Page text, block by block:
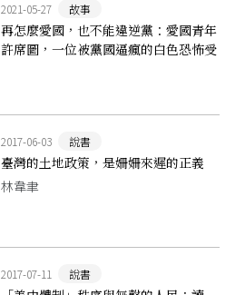
2021-05-27 故事
再怎麼愛國，也不能違逆黨：愛國青年
許席圖，一位被黨國逼瘋的白色恐怖受
2017-06-03 說書
臺灣的土地政策，是姍姍來遲的正義
林韋聿
2017-07-11 說書